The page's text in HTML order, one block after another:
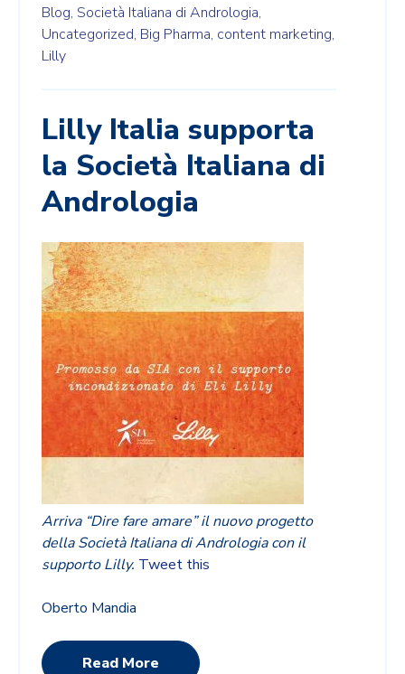
Blog, Società Italiana di Andrologia,
Uncategorized, Big Pharma, content marketing,
Lilly
Lilly Italia supporta
la Società Italiana di
Andrologia
Arriva “Dire fare amare” il nuovo progetto
della Società Italiana di Andrologia con il
supporto Lilly. Tweet this
Oberto Mandia
Read More